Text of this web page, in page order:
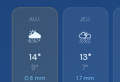
AUJ.
🌦️
14°
9°
0.8 mm
JEU.
⛈️
13°
7°
1.7 mm